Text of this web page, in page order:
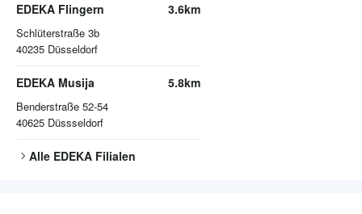
EDEKA Flingern
Schlüterstraße 3b
40235 Düsseldorf
3.6km
EDEKA Musija
Benderstraße 52-54
40625 Düssseldorf
5.8km
Alle EDEKA Filialen